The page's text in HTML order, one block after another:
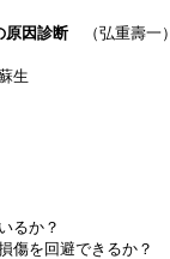
原因診断（弘重壽一）
生
るか？
を回避できるか？